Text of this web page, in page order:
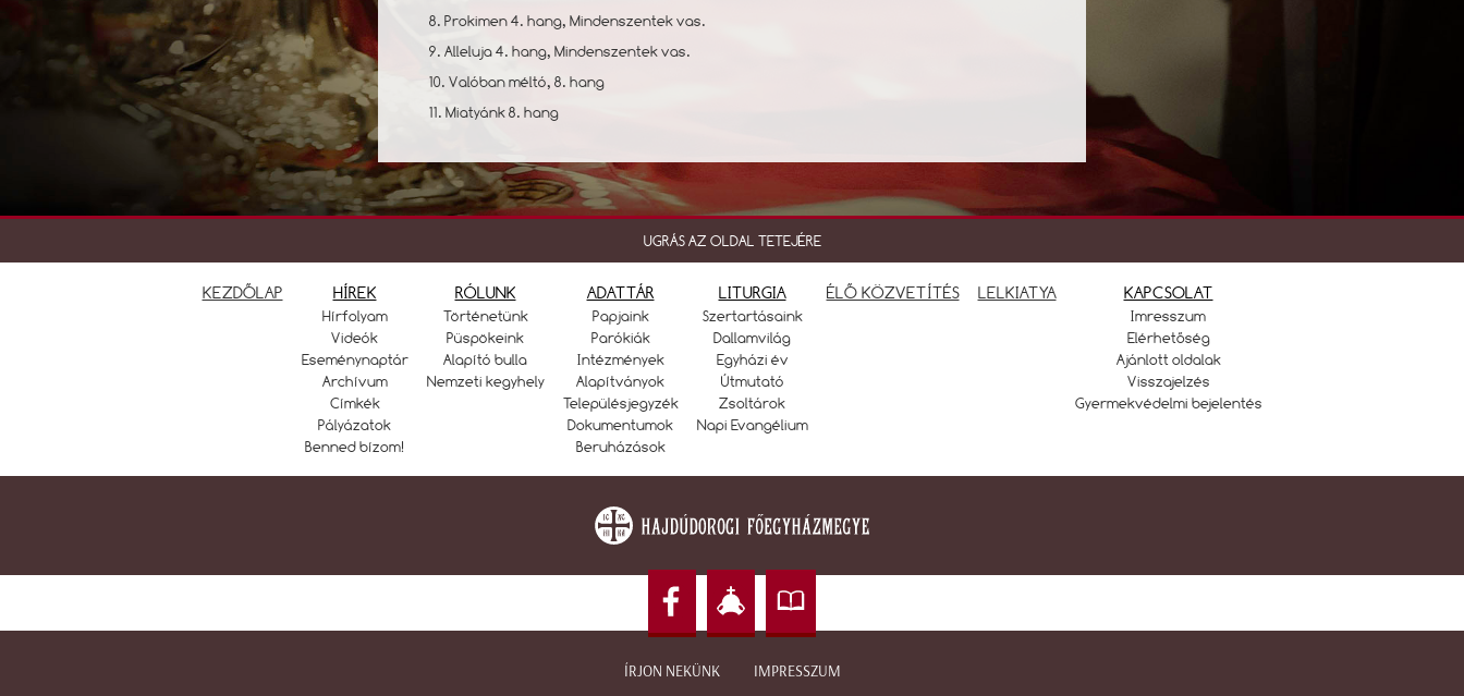
8. Prokimen 4. hang, Mindenszentek vas.
9. Alleluja 4. hang, Mindenszentek vas.
10. Valóban méltó, 8. hang
11. Miatyánk 8. hang
UGRÁS AZ OLDAL TETEJÉRE
KEZDŐLAP HÍREK
Hírfolyam
Videók
Eseménynaptár
Archívum
Címkék
Pályázatok
Benned bízom!
RÓLUNK
Történetünk
Püspökeink
Alapító bulla
Nemzeti kegyhely
ADATTÁR
Papjaink
Parókiák
Intézmények
Alapítványok
Településjegyzék
Dokumentumok
Beruházások
LITURGIA
Szertartásaink
Dallamvilág
Egyházi év
Útmutató
Zsoltárok
Napi Evangélium
ÉLŐ KÖZVETÍTÉS LELKIATYA KAPCSOLAT
Imresszum
Elérhetőség
Ajánlott oldalak
Visszajelzés
Gyermekvédelmi bejelentés
ÍRJON NEKÜNK IMPRESSZUM